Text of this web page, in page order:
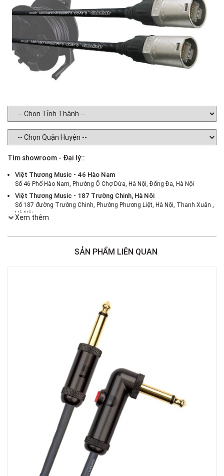
Tìm showroom - Đại lý::
Việt Thương Music - 46 Hào Nam
Số 46 Phố Hào Nam, Phường Ô Chợ Dừa, Hà Nội, Đống Đa, Hà Nội
Việt Thương Music - 187 Trường Chinh, Hà Nội
Số 187 đường Trường Chinh, Phường Phương Liệt, Hà Nội, Thanh Xuân ,
Hà Nội
Việt Thương Music - 369 Điện Biên Phủ
6F-01 Tầng 6 Trung Tâm Thương Mại Crescent Mall, 101 Tôn Dật Tiên,
Phường Tân Mỹ, TPHCM, Quận 7, Hồ Chí Minh
Việt Thương Music - 49E Phan Đăng Lưu
49E Phan Đăng Lưu, Phường Bình Thạnh, TPHCM, Quận Bình Thạnh, Hồ
Việt Thương Music - Phường Gò Vấp
11 Đường số 3, Khu dân cư Cityland Park Hill, Phường Gò Vấp, TPHCM,
Quận Gò Vấp, Hồ Chí Minh
Việt Thương Music - 442 Lũy Bán Bích
442 Lũy Bán Bích, Phường Tân Phú, TPHCM, Quận Tân Phú, Hồ Chí Minh
Việt Thương Music - 12 Quốc Hương
Tầng G, Tòa nhà Thảo Điền Pearl, 12 Quốc Hương, Phường An Khánh,
TPHCM, Quận 2, Hồ Chí Minh
Việt Thương Music - 357 Cộng Hòa
357 Cộng Hòa, Phường Tân Bình, TPHCM, Quận Tân Bình, Hồ Chí Minh
Việt Thương Music - 6F Ngô Thời Nhiệm
6F Ngô Thời Nhiệm, Phường Xuân Hòa, TPHCM, Quận 3, Hồ Chí Minh
Xem thêm
SẢN PHẨM LIÊN QUAN